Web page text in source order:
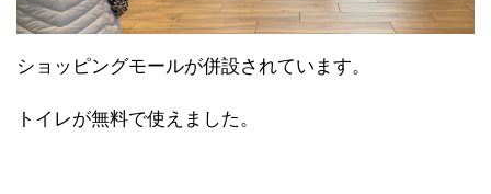
ショッピングモールが併設されています。
トイレが無料で使えました。